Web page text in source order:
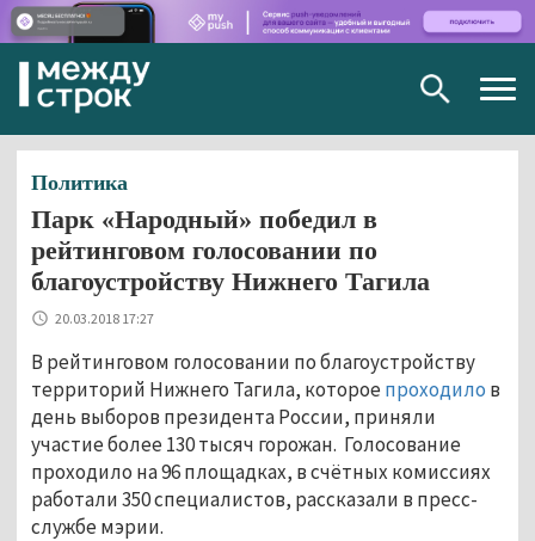
Политика
Парк «Народный» победил в
рейтинговом голосовании по
благоустройству Нижнего Тагила
20.03.2018 17:27
В рейтинговом голосовании по благоустройству
территорий Нижнего Тагила, которое проходило в
день выборов президента России, приняли
участие более 130 тысяч горожан. Голосование
проходило на 96 площадках, в счётных комиссиях
работали 350 специалистов, рассказали в пресс-
службе мэрии.